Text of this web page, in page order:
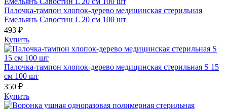
Палочка-тампон хлопок-дерево медицинская стерильная
Емельянъ Савостин L 20 см 100 шт
493 ₽
Купить
Палочка-тампон хлопок-дерево медицинская стерильная S 15
см 100 шт
350 ₽
Купить